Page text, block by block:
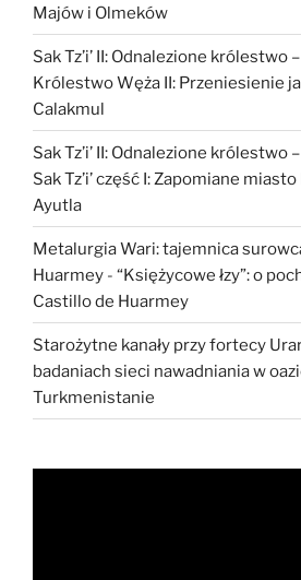
Majów i Olmeków
Sak Tz’i’ II: Odnalezione królestwo
Królestwo Węża II: Przeniesienie
Calakmul
Sak Tz’i’ II: Odnalezione królestwo
Sak Tz’i’ część I: Zapomiane
Ayutla
Metalurgia Wari: tajemnica
Huarmey - “Księżycowe łzy”: o
Castillo de Huarmey
Starożytne kanały przy fortecy
badaniach sieci nawadniania w
Turkmenistanie